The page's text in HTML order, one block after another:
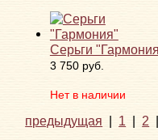
Серьги
3 750 руб.
Нет в наличии
предыдущая 1 2